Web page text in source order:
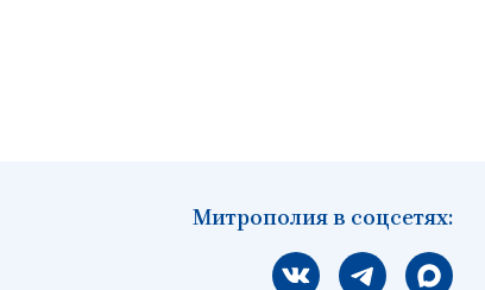
Митрополия в соцсетях:
Мы вконтакте
Мы в telegram
Мы в